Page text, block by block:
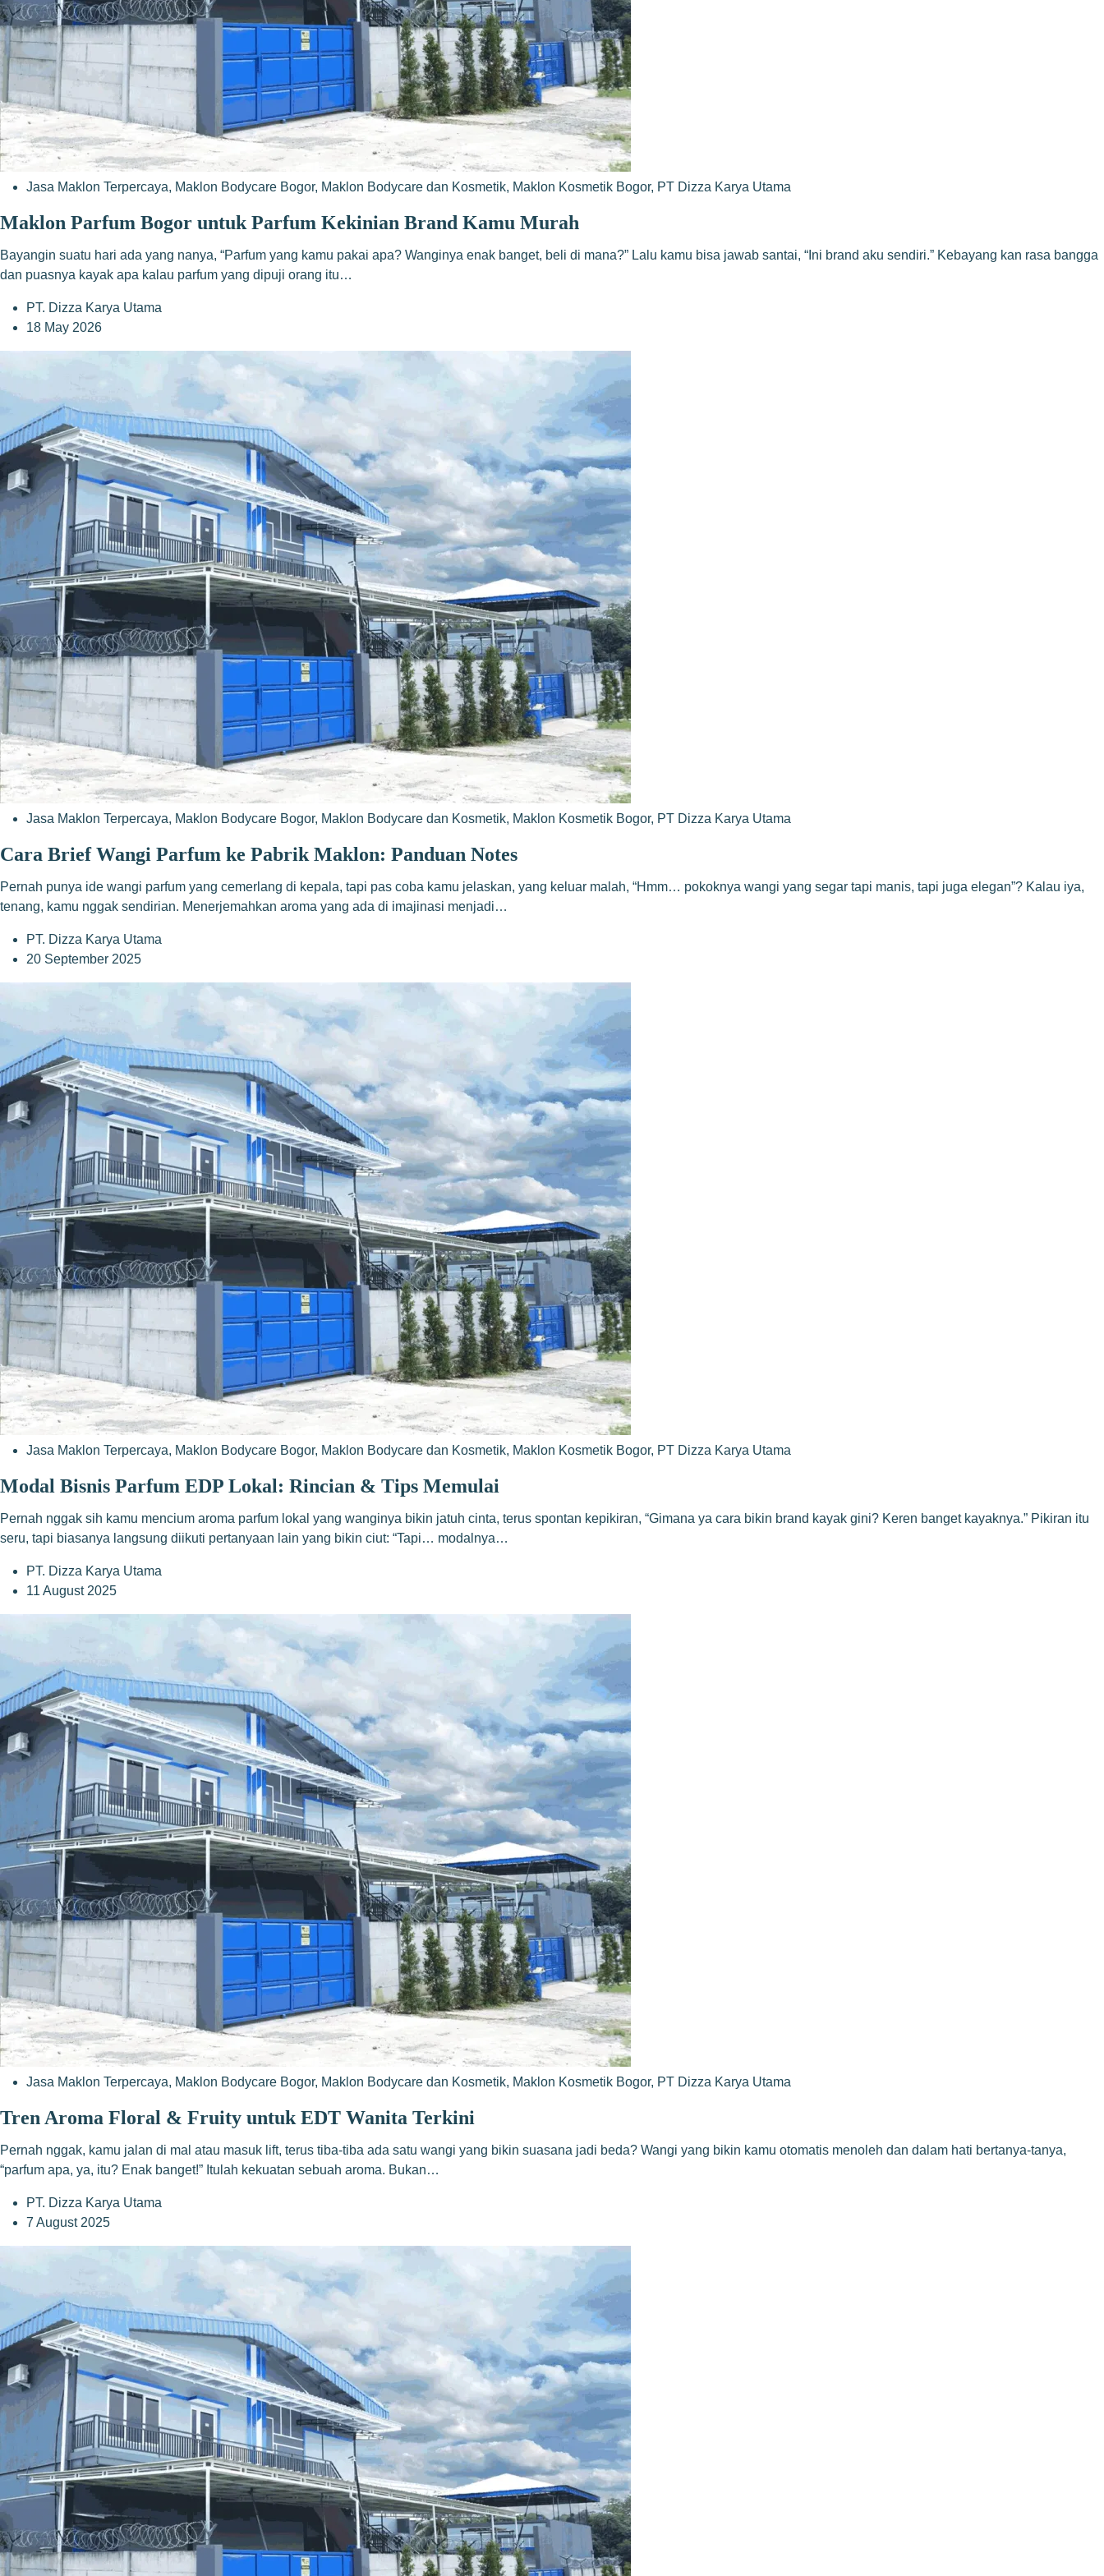
Jasa Maklon Terpercaya, Maklon Bodycare Bogor, Maklon Bodycare dan Kosmetik, Maklon Kosmetik Bogor, PT Dizza Karya Utama
Maklon Parfum Bogor untuk Parfum Kekinian Brand Kamu Murah
Bayangin suatu hari ada yang nanya, “Parfum yang kamu pakai apa? Wanginya enak banget, beli di mana?” Lalu kamu bisa jawab santai, “Ini brand aku sendiri.” Kebayang kan rasa bangga
dan puasnya kayak apa kalau parfum yang dipuji orang itu…
PT. Dizza Karya Utama
18 May 2026
Jasa Maklon Terpercaya, Maklon Bodycare Bogor, Maklon Bodycare dan Kosmetik, Maklon Kosmetik Bogor, PT Dizza Karya Utama
Cara Brief Wangi Parfum ke Pabrik Maklon: Panduan Notes
Pernah punya ide wangi parfum yang cemerlang di kepala, tapi pas coba kamu jelaskan, yang keluar malah, “Hmm… pokoknya wangi yang segar tapi manis, tapi juga elegan”? Kalau iya,
tenang, kamu nggak sendirian. Menerjemahkan aroma yang ada di imajinasi menjadi…
PT. Dizza Karya Utama
20 September 2025
Jasa Maklon Terpercaya, Maklon Bodycare Bogor, Maklon Bodycare dan Kosmetik, Maklon Kosmetik Bogor, PT Dizza Karya Utama
Modal Bisnis Parfum EDP Lokal: Rincian & Tips Memulai
Pernah nggak sih kamu mencium aroma parfum lokal yang wanginya bikin jatuh cinta, terus spontan kepikiran, “Gimana ya cara bikin brand kayak gini? Keren banget kayaknya.” Pikiran itu
seru, tapi biasanya langsung diikuti pertanyaan lain yang bikin ciut: “Tapi… modalnya…
PT. Dizza Karya Utama
11 August 2025
Jasa Maklon Terpercaya, Maklon Bodycare Bogor, Maklon Bodycare dan Kosmetik, Maklon Kosmetik Bogor, PT Dizza Karya Utama
Tren Aroma Floral & Fruity untuk EDT Wanita Terkini
Pernah nggak, kamu jalan di mal atau masuk lift, terus tiba-tiba ada satu wangi yang bikin suasana jadi beda? Wangi yang bikin kamu otomatis menoleh dan dalam hati bertanya-tanya,
“parfum apa, ya, itu? Enak banget!” Itulah kekuatan sebuah aroma. Bukan…
PT. Dizza Karya Utama
7 August 2025